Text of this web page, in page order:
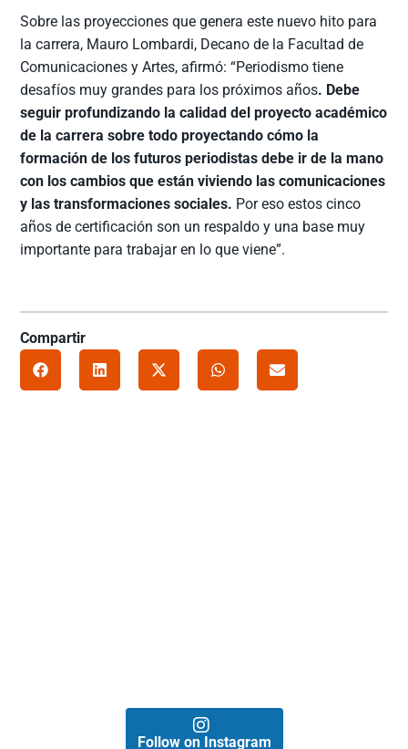
Sobre las proyecciones que genera este nuevo hito para
la carrera, Mauro Lombardi, Decano de la Facultad de
Comunicaciones y Artes, afirmó: “Periodismo tiene
desafíos muy grandes para los próximos años. Debe
seguir profundizando la calidad del proyecto académico
de la carrera sobre todo proyectando cómo la
formación de los futuros periodistas debe ir de la mano
con los cambios que están viviendo las comunicaciones
y las transformaciones sociales. Por eso estos cinco
años de certificación son un respaldo y una base muy
importante para trabajar en lo que viene”.
Compartir
Follow on Instagram